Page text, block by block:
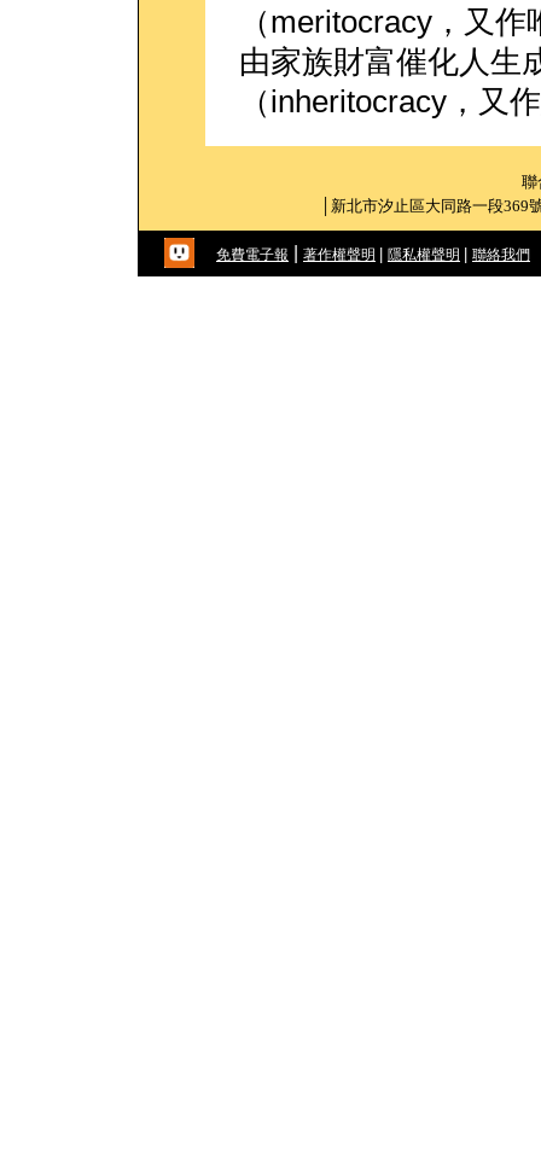
（meritocracy，又
由家族財富催化人生
（inheritocracy，又
聯
│新北市汐止區大同路一段369
免費電子報 著作權聲明 隱私權聲明 聯絡我們